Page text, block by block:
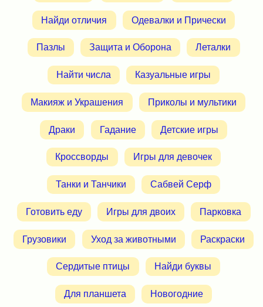
Найди отличия Одевалки и Прически
Пазлы Защита и Оборона Леталки
Найти числа Казуальные игры
Макияж и Украшения Приколы и мультики
Драки Гадание Детские игры
Кроссворды Игры для девочек
Танки и Танчики Сабвей Серф
Готовить еду Игры для двоих Парковка
Грузовики Уход за животными Раскраски
Сердитые птицы Найди буквы
Для планшета Новогодние